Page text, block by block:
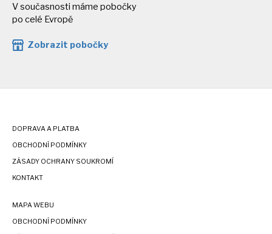
V současnosti máme pobočky
po celé Evropě
Zobrazit pobočky
DOPRAVA A PLATBA
OBCHODNÍ PODMÍNKY
ZÁSADY OCHRANY SOUKROMÍ
KONTAKT
MAPA WEBU
OBCHODNÍ PODMÍNKY